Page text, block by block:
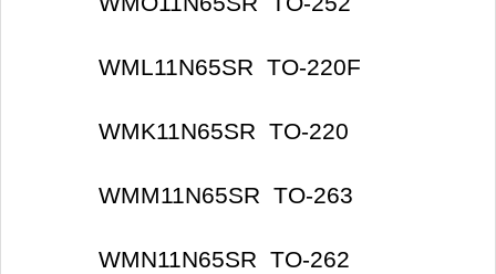
WML11N65SR TO-220F
WMK11N65SR TO-220
WMM11N65SR TO-263
WMN11N65SR TO-262